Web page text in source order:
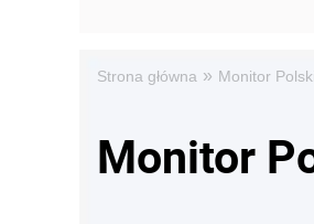
Strona główna » Monitor Polski
Monitor